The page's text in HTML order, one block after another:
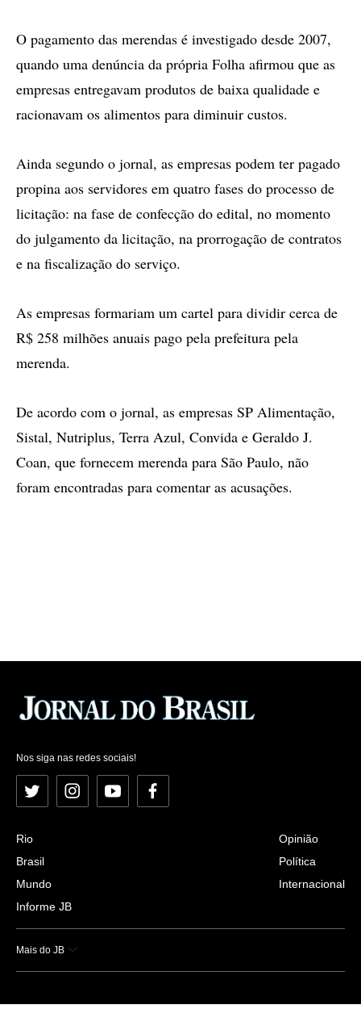
O pagamento das merendas é investigado desde 2007,
quando uma denúncia da própria Folha afirmou que as
empresas entregavam produtos de baixa qualidade e
racionavam os alimentos para diminuir custos.
Ainda segundo o jornal, as empresas podem ter pagado
propina aos servidores em quatro fases do processo de
licitação: na fase de confecção do edital, no momento
do julgamento da licitação, na prorrogação de contratos
e na fiscalização do serviço.
As empresas formariam um cartel para dividir cerca de
R$ 258 milhões anuais pago pela prefeitura pela
merenda.
De acordo com o jornal, as empresas SP Alimentação,
Sistal, Nutriplus, Terra Azul, Convida e Geraldo J.
Coan, que fornecem merenda para São Paulo, não
foram encontradas para comentar as acusações.
Nos siga nas redes sociais!
Twitter InstagramYouTubeFacebook
Rio
Brasil
Mundo
Informe JB
Opinião
Política
Internacional
Mais do JB
Esportes